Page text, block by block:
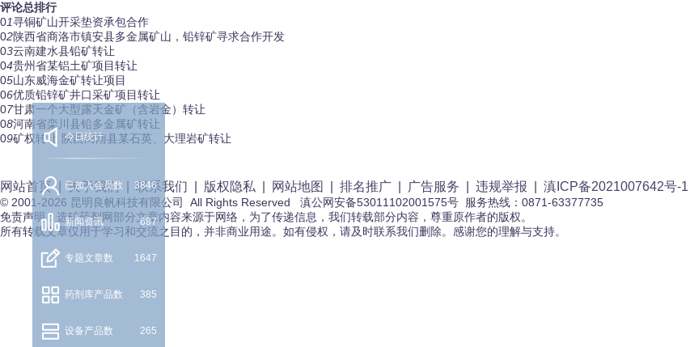
评论总排行
01寻铜矿山开采垫资承包合作
02陕西省商洛市镇安县多金属矿山，铅锌矿寻求合作开发
03云南建水县铅矿转让
04贵州省某铝土矿项目转让
05山东威海金矿转让项目
06优质铅锌矿井口采矿项目转让
07甘肃一个大型露天金矿（含岩金）转让
08河南省栾川县铅多金属矿转让
09矿权转让 陕西商南县某石英、大理岩矿转让
网站首页|关于我们|联系我们 版权隐私 网站地图 排名推广 广告服务 违规举报 滇ICP备2021007642号-1
© 2001-2026 昆明良帆科技有限公司 All Rights Reserved 滇公网安备53011102001575号 服务热线：0871-63377735
免责声明：选矿药剂网部分文章内容来源于网络，为了传递信息，我们转载部分内容，尊重原作者的版权。
所有转载文章仅用于学习和交流之目的，并非商业用途。如有侵权，请及时联系我们删除。感谢您的理解与支持。
今日统计
已加入会员数 3846
新闻资讯 687
专题文章数 1647
药剂库产品数 385
设备产品数 265